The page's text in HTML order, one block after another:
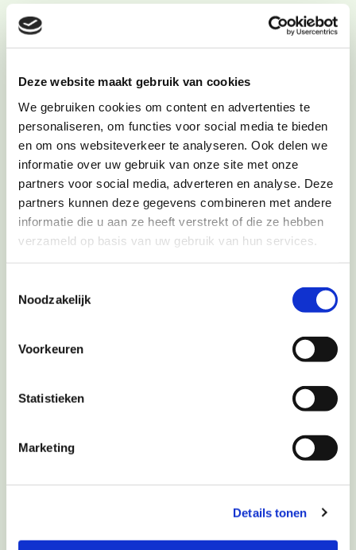
Deze website maakt gebruik van cookies
We gebruiken cookies om content en advertenties te
personaliseren, om functies voor social media te bieden
en om ons websiteverkeer te analyseren. Ook delen we
informatie over uw gebruik van onze site met onze
partners voor social media, adverteren en analyse. Deze
partners kunnen deze gegevens combineren met andere
informatie die u aan ze heeft verstrekt of die ze hebben
verzameld op basis van uw gebruik van hun services.
Noodzakelijk
Voorkeuren
Statistieken
Marketing
Details tonen
Op zaterdag 16 november maakten we vrolijke
Maggi Giles
stond bekend om haar verhalende
en kleurrijke keramiek, die fantasierijke werelden
tot leven brengt. Tijdens deze eenmalige
dagworkshop gingen we aan de slag met een
opbouwtechniek en stijlvorm die haar werk zo
herkenbaar maken.
Bekijk hieronder een impressie van de
workshop.